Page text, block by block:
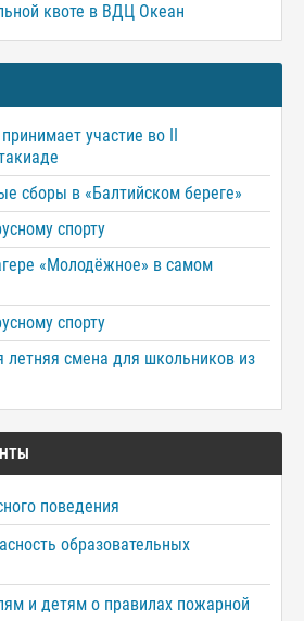
квоте в ВДЦ Океан
участие во II
сборы в «Балтийском береге»
спорту
«Молодёжное» в самом
спорту
летняя смена для школьников из
поведения
образовательных
и детям о правилах пожарной